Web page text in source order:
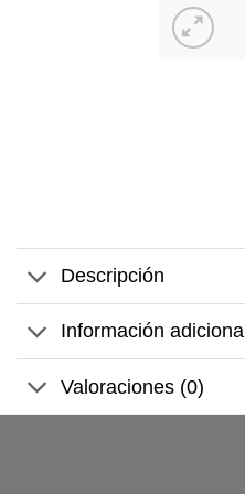
Descripción
Información adicional
Valoraciones (0)